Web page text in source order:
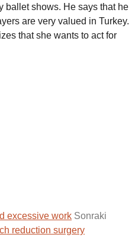
ballet shows. He says that he
are very valued in Turkey.
that she wants to act for
excessive work Sonraki
reduction surgery